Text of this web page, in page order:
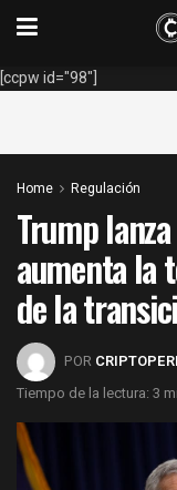
[ccpw id="98"]
Home Regulación
Trump
aumenta la
de la
POR
Tiempo de la lectura: 3